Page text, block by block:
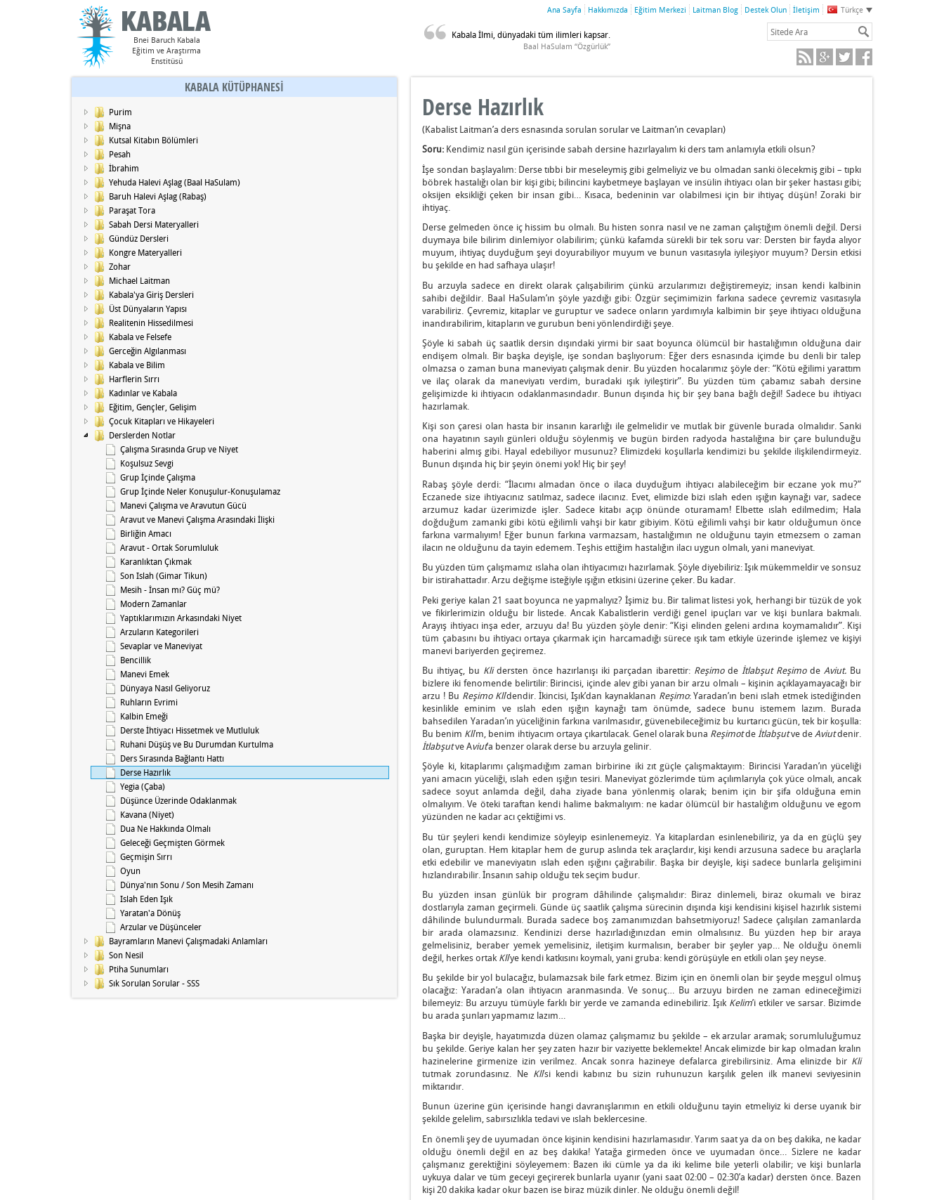
Bnei Baruch Kabala
Eğitim ve Araştırma
Enstitüsü
Türkçe
Ana Sayfa Hakkımızda Eğitim Merkezi Laitman Blog Destek Olun İletişim
Kabala İlmi, dünyadaki tüm ilimleri kapsar.
Baal HaSulam “Özgürlük”
KABALA KÜTÜPHANESİ
Purim
Mişna
Kutsal Kitabın Bölümleri
Pesah
İbrahim
Yehuda Halevi Aşlag (Baal HaSulam)
Baruh Halevi Aşlag (Rabaş)
Paraşat Tora
Sabah Dersi Materyalleri
Gündüz Dersleri
Kongre Materyalleri
Zohar
Michael Laitman
Kabala'ya Giriş Dersleri
Üst Dünyaların Yapısı
Realitenin Hissedilmesi
Kabala ve Felsefe
Gerceğin Algılanması
Kabala ve Bilim
Harflerin Sırrı
Kadınlar ve Kabala
Eğitim, Gençler, Gelişim
Çocuk Kitapları ve Hikayeleri
Derslerden Notlar
Çalışma Sırasında Grup ve Niyet
Koşulsuz Sevgi
Grup İçinde Çalışma
Grup İçinde Neler Konuşulur-Konuşulamaz
Manevi Çalışma ve Aravutun Gücü
Aravut ve Manevi Çalışma Arasındaki İlişki
Birliğin Amacı
Aravut - Ortak Sorumluluk
Karanlıktan Çıkmak
Son Islah (Gimar Tikun)
Mesih - İnsan mı? Güç mü?
Modern Zamanlar
Yaptıklarımızın Arkasındaki Niyet
Arzuların Kategorileri
Sevaplar ve Maneviyat
Bencillik
Manevi Emek
Dünyaya Nasıl Geliyoruz
Ruhların Evrimi
Kalbin Emeği
Derste İhtiyacı Hissetmek ve Mutluluk
Ruhani Düşüş ve Bu Durumdan Kurtulma
Ders Sırasında Bağlantı Hattı
Derse Hazırlık
Yegia (Çaba)
Düşünce Üzerinde Odaklanmak
Kavana (Niyet)
Dua Ne Hakkında Olmalı
Geleceği Geçmişten Görmek
Geçmişin Sırrı
Oyun
Dünya'nın Sonu / Son Mesih Zamanı
Islah Eden Işık
Yaratan'a Dönüş
Arzular ve Düşünceler
Bayramların Manevi Çalışmadaki Anlamları
Son Nesil
Ptiha Sunumları
Sık Sorulan Sorular - SSS
Derse Hazırlık
(Kabalist Laitman’a ders esnasında sorulan sorular ve Laitman’ın cevapları)
Soru: Kendimiz nasıl gün içerisinde sabah dersine hazırlayalım ki ders tam anlamıyla etkili olsun?
İşe sondan başlayalım: Derse tıbbi bir meseleymiş gibi gelmeliyiz ve bu olmadan sanki ölecekmiş gibi – tıpkı
böbrek hastalığı olan bir kişi gibi; bilincini kaybetmeye başlayan ve insülin ihtiyacı olan bir şeker hastası gibi;
oksijen eksikliği çeken bir insan gibi… Kısaca, bedeninin var olabilmesi için bir ihtiyaç düşün! Zoraki bir
ihtiyaç.
Derse gelmeden önce iç hissim bu olmalı. Bu histen sonra nasıl ve ne zaman çalıştığım önemli değil. Dersi
duymaya bile bilirim dinlemiyor olabilirim; çünkü kafamda sürekli bir tek soru var: Dersten bir fayda alıyor
muyum, ihtiyaç duyduğum şeyi doyurabiliyor muyum ve bunun vasıtasıyla iyileşiyor muyum? Dersin etkisi
bu şekilde en had safhaya ulaşır!
Bu arzuyla sadece en direkt olarak çalışabilirim çünkü arzularımızı değiştiremeyiz; insan kendi kalbinin
sahibi değildir. Baal HaSulam’ın şöyle yazdığı gibi: Özgür seçimimizin farkına sadece çevremiz vasıtasıyla
varabiliriz. Çevremiz, kitaplar ve guruptur ve sadece onların yardımıyla kalbimin bir şeye ihtiyacı olduğuna
inandırabilirim, kitapların ve gurubun beni yönlendirdiği şeye.
Şöyle ki sabah üç saatlik dersin dışındaki yirmi bir saat boyunca ölümcül bir hastalığımın olduğuna dair
endişem olmalı. Bir başka deyişle, işe sondan başlıyorum: Eğer ders esnasında içimde bu denli bir talep
olmazsa o zaman buna maneviyatı çalışmak denir. Bu yüzden hocalarımız şöyle der: “Kötü eğilimi yarattım
ve ilaç olarak da maneviyatı verdim, buradaki ışık iyileştirir”. Bu yüzden tüm çabamız sabah dersine
gelişimizde ki ihtiyacın odaklanmasındadır. Bunun dışında hiç bir şey bana bağlı değil! Sadece bu ihtiyacı
hazırlamak.
Kişi son çaresi olan hasta bir insanın kararlığı ile gelmelidir ve mutlak bir güvenle burada olmalıdır. Sanki
ona hayatının sayılı günleri olduğu söylenmiş ve bugün birden radyoda hastalığına bir çare bulunduğu
haberini almış gibi. Hayal edebiliyor musunuz? Elimizdeki koşullarla kendimizi bu şekilde ilişkilendirmeyiz.
Bunun dışında hiç bir şeyin önemi yok! Hiç bir şey!
Rabaş şöyle derdi: “İlacımı almadan önce o ilaca duyduğum ihtiyacı alabileceğim bir eczane yok mu?”
Eczanede size ihtiyacınız satılmaz, sadece ilacınız. Evet, elimizde bizi ıslah eden ışığın kaynağı var, sadece
arzumuz kadar üzerimizde işler. Sadece kitabı açıp önünde oturamam! Elbette ıslah edilmedim; Hala
doğduğum zamanki gibi kötü eğilimli vahşi bir katır gibiyim. Kötü eğilimli vahşi bir katır olduğumun önce
farkına varmalıyım! Eğer bunun farkına varmazsam, hastalığımın ne olduğunu tayin etmezsem o zaman
ilacın ne olduğunu da tayin edemem. Teşhis ettiğim hastalığın ilacı uygun olmalı, yani maneviyat.
Bu yüzden tüm çalışmamız ıslaha olan ihtiyacımızı hazırlamak. Şöyle diyebiliriz: Işık mükemmeldir ve sonsuz
bir istirahattadır. Arzu değişme isteğiyle ışığın etkisini üzerine çeker. Bu kadar.
Peki geriye kalan 21 saat boyunca ne yapmalıyız? İşimiz bu. Bir talimat listesi yok, herhangi bir tüzük de yok
ve fikirlerimizin olduğu bir listede. Ancak Kabalistlerin verdiği genel ipuçları var ve kişi bunlara bakmalı.
Arayış ihtiyacı inşa eder, arzuyu da! Bu yüzden şöyle denir: “Kişi elinden geleni ardına koymamalıdır”. Kişi
tüm çabasını bu ihtiyacı ortaya çıkarmak için harcamadığı sürece ışık tam etkiyle üzerinde işlemez ve kişiyi
manevi bariyerden geçiremez.
Bu ihtiyaç, bu Klidersten önce hazırlanışı iki parçadan ibarettir: Reşimo de İtlabşut Reşimo de Aviut.Bu
bizlere iki fenomende belirtilir: Birincisi, içinde alev gibi yanan bir arzu olmalı – kişinin açıklayamayacağı bir
arzu ! Bu Reşimo Kli’dendir. İkincisi, Işık’dan kaynaklanan Reşimo: Yaradan’ın beni ıslah etmek istediğinden
kesinlikle eminim ve ıslah eden ışığın kaynağı tam önümde, sadece bunu istemem lazım. Burada
bahsedilen Yaradan’ın yüceliğinin farkına varılmasıdır, güvenebileceğimiz bu kurtarıcı gücün, tek bir koşulla:
Bu benim Kli’m, benim ihtiyacım ortaya çıkartılacak. Genel olarak buna Reşimotdeİtlabşutve deAviutdenir.
İtlabşutve Aviut’a benzer olarak derse bu arzuyla gelinir.
Şöyle ki, kitaplarımı çalışmadığım zaman birbirine iki zıt güçle çalışmaktayım: Birincisi Yaradan’ın yüceliği
yani amacın yüceliği, ıslah eden ışığın tesiri. Maneviyat gözlerimde tüm açılımlarıyla çok yüce olmalı, ancak
sadece soyut anlamda değil, daha ziyade bana yönlenmiş olarak; benim için bir şifa olduğuna emin
olmalıyım. Ve öteki taraftan kendi halime bakmalıyım: ne kadar ölümcül bir hastalığım olduğunu ve egom
yüzünden ne kadar acı çektiğimi vs.
Bu tür şeyleri kendi kendimize söyleyip esinlenemeyiz. Ya kitaplardan esinlenebiliriz, ya da en güçlü şey
olan, guruptan. Hem kitaplar hem de gurup aslında tek araçlardır, kişi kendi arzusuna sadece bu araçlarla
etki edebilir ve maneviyatın ıslah eden ışığını çağırabilir. Başka bir deyişle, kişi sadece bunlarla gelişimini
hızlandırabilir. İnsanın sahip olduğu tek seçim budur.
Bu yüzden insan günlük bir program dâhilinde çalışmalıdır: Biraz dinlemeli, biraz okumalı ve biraz
dostlarıyla zaman geçirmeli. Günde üç saatlik çalışma sürecinin dışında kişi kendisini kişisel hazırlık sistemi
dâhilinde bulundurmalı. Burada sadece boş zamanımızdan bahsetmiyoruz! Sadece çalışılan zamanlarda
bir arada olamazsınız. Kendinizi derse hazırladığınızdan emin olmalısınız. Bu yüzden hep bir araya
gelmelisiniz, beraber yemek yemelisiniz, iletişim kurmalısın, beraber bir şeyler yap… Ne olduğu önemli
değil, herkes ortakKli’ye kendi katkısını koymalı, yani gruba: kendi görüşüyle en etkili olan şey neyse.
Bu şekilde bir yol bulacağız, bulamazsak bile fark etmez. Bizim için en önemli olan bir şeyde meşgul olmuş
olacağız: Yaradan’a olan ihtiyacın aranmasında. Ve sonuç… Bu arzuyu birden ne zaman edineceğimizi
bilemeyiz: Bu arzuyu tümüyle farklı bir yerde ve zamanda edinebiliriz. Işık Kelim’i etkiler ve sarsar. Bizimde
bu arada şunları yapmamız lazım…
Başka bir deyişle, hayatımızda düzen olamaz çalışmamız bu şekilde – ek arzular aramak; sorumluluğumuz
bu şekilde. Geriye kalan her şey zaten hazır bir vaziyette beklemekte! Ancak elimizde bir kap olmadan kralın
hazinelerine girmenize izin verilmez. Ancak sonra hazineye defalarca girebilirsiniz. Ama elinizde bir Kli
tutmak zorundasınız. Ne Kli’si kendi kabınız bu sizin ruhunuzun karşılık gelen ilk manevi seviyesinin
miktarıdır.
Bunun üzerine gün içerisinde hangi davranışlarımın en etkili olduğunu tayin etmeliyiz ki derse uyanık bir
şekilde gelelim, sabırsızlıkla tedavi ve ıslah beklercesine.
En önemli şey de uyumadan önce kişinin kendisini hazırlamasıdır. Yarım saat ya da on beş dakika, ne kadar
olduğu önemli değil en az beş dakika! Yatağa girmeden önce ve uyumadan önce… Sizlere ne kadar
çalışmanız gerektiğini söyleyemem: Bazen iki cümle ya da iki kelime bile yeterli olabilir; ve kişi bunlarla
uykuya dalar ve tüm geceyi geçirerek bunlarla uyanır (yani saat 02:00 – 02:30’a kadar) dersten önce. Bazen
kişi 20 dakika kadar okur bazen ise biraz müzik dinler. Ne olduğu önemli değil!